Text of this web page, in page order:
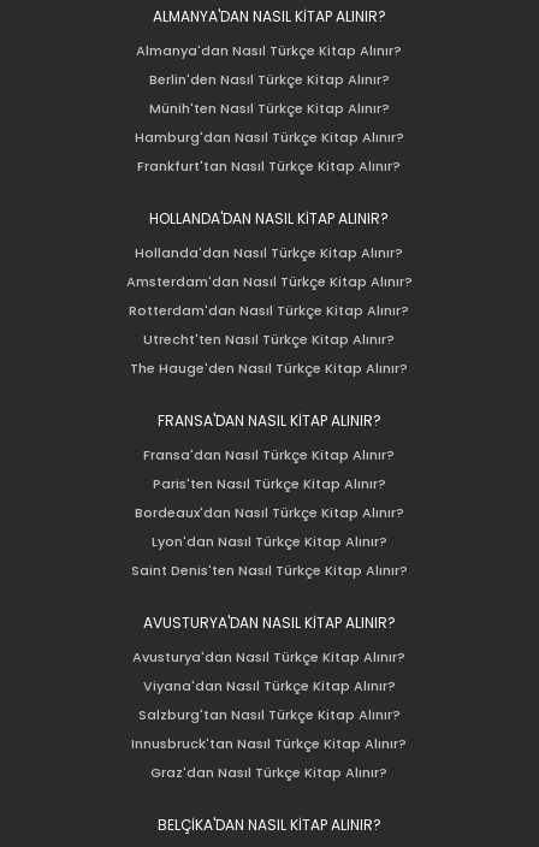
ALMANYA'DAN NASIL KİTAP ALINIR?
Almanya'dan Nasıl Türkçe Kitap Alınır?
Berlin'den Nasıl Türkçe Kitap Alınır?
Münih'ten Nasıl Türkçe Kitap Alınır?
Hamburg'dan Nasıl Türkçe Kitap Alınır?
Frankfurt'tan Nasıl Türkçe Kitap Alınır?
HOLLANDA'DAN NASIL KİTAP ALINIR?
Hollanda'dan Nasıl Türkçe Kitap Alınır?
Amsterdam'dan Nasıl Türkçe Kitap Alınır?
Rotterdam'dan Nasıl Türkçe Kitap Alınır?
Utrecht'ten Nasıl Türkçe Kitap Alınır?
The Hauge'den Nasıl Türkçe Kitap Alınır?
FRANSA'DAN NASIL KİTAP ALINIR?
Fransa'dan Nasıl Türkçe Kitap Alınır?
Paris'ten Nasıl Türkçe Kitap Alınır?
Bordeaux'dan Nasıl Türkçe Kitap Alınır?
Lyon'dan Nasıl Türkçe Kitap Alınır?
Saint Denis'ten Nasıl Türkçe Kitap Alınır?
AVUSTURYA'DAN NASIL KİTAP ALINIR?
Avusturya'dan Nasıl Türkçe Kitap Alınır?
Viyana'dan Nasıl Türkçe Kitap Alınır?
Salzburg'tan Nasıl Türkçe Kitap Alınır?
Innusbruck'tan Nasıl Türkçe Kitap Alınır?
Graz'dan Nasıl Türkçe Kitap Alınır?
BELÇİKA'DAN NASIL KİTAP ALINIR?